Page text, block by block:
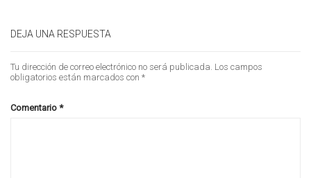
DEJA UNA RESPUESTA
Tu dirección de correo electrónico no será publicada. Los campos
obligatorios están marcados con *
Comentario *